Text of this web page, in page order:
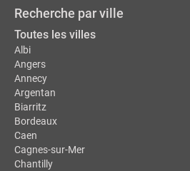
Recherche par ville
Toutes les villes
Albi
Angers
Annecy
Argentan
Biarritz
Bordeaux
Caen
Cagnes-sur-Mer
Chantilly